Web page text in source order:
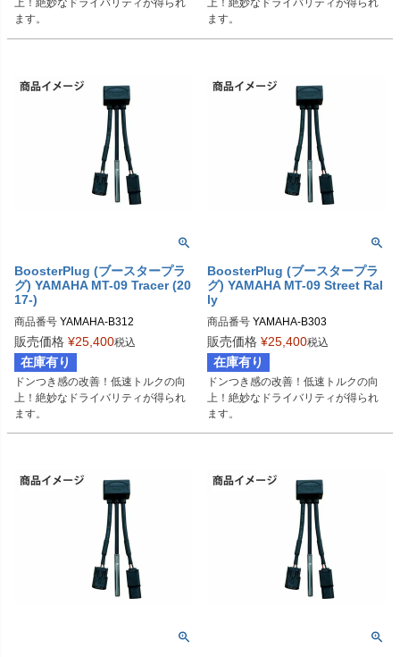
上！絶妙なドライバリティが得られ
ます。
上！絶妙なドライバリティが得られ
ます。
BoosterPlug (ブースタープラ
グ) YAMAHA MT-09 Tracer (20
17-)
商品番号 YAMAHA-B312
BSP-TYPE-I
販売価格 ¥25,400税込
在庫有り
ドンつき感の改善！低速トルクの向
上！絶妙なドライバリティが得られ
ます。
BoosterPlug (ブースタープラ
グ) YAMAHA MT-09 Street Ral
ly
商品番号 YAMAHA-B303
BSP-TYPE-I
販売価格 ¥25,400税込
在庫有り
ドンつき感の改善！低速トルクの向
上！絶妙なドライバリティが得られ
ます。